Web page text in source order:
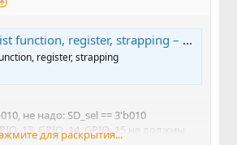
register, strapping – esp8266
register, strapping
не надо: SD_sel == 3'b010
GPIO_14, GPIO_15 не должны
для раскрытия...